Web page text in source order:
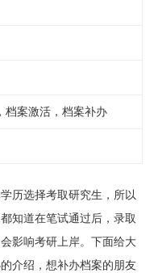
档案激活，档案补办
历选择考取研究生，所以
知道在笔试通过后，录取
影响考研上岸。下面给大
介绍，想补办档案的朋友